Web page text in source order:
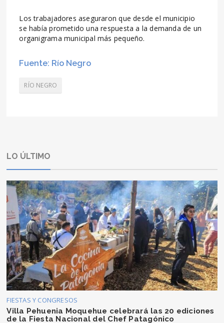
Los trabajadores aseguraron que desde el municipio
se había prometido una respuesta a la demanda de un
organigrama municipal más pequeño.
Fuente: Río Negro
RÍO NEGRO
LO ÚLTIMO
FIESTAS Y CONGRESOS
Villa Pehuenia Moquehue celebrará las 20 ediciones
de la Fiesta Nacional del Chef Patagónico